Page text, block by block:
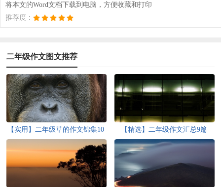
将本文的Word文档下载到电脑，方便收藏和打印
推荐度：
二年级作文图文推荐
【实用】二年级草的作文锦集10
【精选】二年级作文汇总9篇